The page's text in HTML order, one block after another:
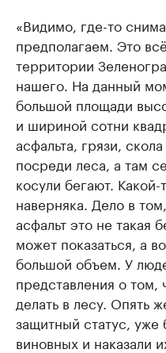
«Видимо, где-то
предполагаем. Это
территории
нашего. На данный
большой площади
и шириной сотни
асфальта, грязи,
посреди леса, а там
косули бегают. Какой-
наверняка. Дело в
асфальт это не такая
может показаться, а
большой объем. У
представления о том,
делать в лесу. Опять
защитный статус,
виновных и наказали